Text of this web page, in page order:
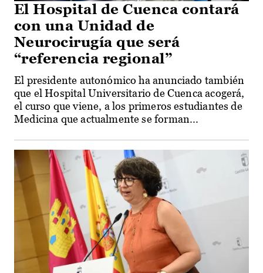
El Hospital de Cuenca contará
con una Unidad de
Neurocirugía que será
“referencia regional”
El presidente autonómico ha anunciado también
que el Hospital Universitario de Cuenca acogerá,
el curso que viene, a los primeros estudiantes de
Medicina que actualmente se forman...